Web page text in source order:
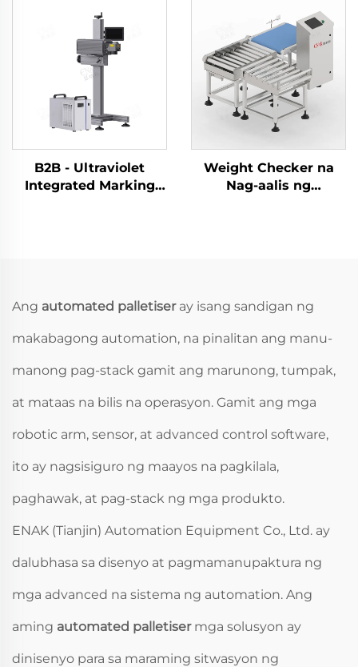
Boteng Juice ng
Prutas at Langis
B2B - Ultraviolet
Integrated Marking
Weight Checker na
Nag-aalis ng
Ang automated palletiser ay isang sandigan ng
makabagong automation, na pinalitan ang manu-
manong pag-stack gamit ang marunong, tumpak,
at mataas na bilis na operasyon. Gamit ang mga
robotic arm, sensor, at advanced control software,
ito ay nagsisiguro ng maayos na pagkilala,
paghawak, at pag-stack ng mga produkto.
ENAK (Tianjin) Automation Equipment Co., Ltd. ay
dalubhasa sa disenyo at pagmamanupaktura ng
mga advanced na sistema ng automation. Ang
aming automated palletiser mga solusyon ay
dinisenyo para sa maraming sitwasyon ng